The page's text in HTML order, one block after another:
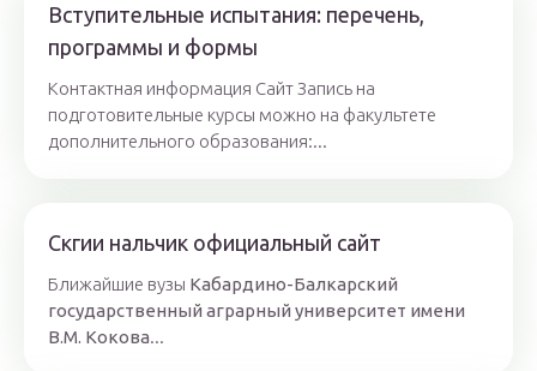
Вступительные испытания: перечень,
программы и формы
Контактная информация Сайт Запись на
подготовительные курсы можно на факультете
дополнительного образования:...
Скгии нальчик официальный сайт
Ближайшие вузы Кабардино-Балкарский
государственный аграрный университет имени
В.М. Кокова...